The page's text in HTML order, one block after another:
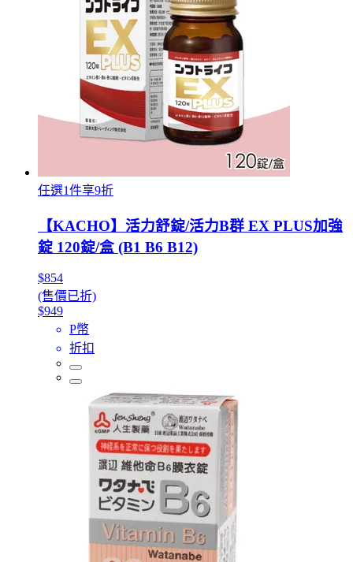
任選1件享9折
【KACHO】活力舒錠/活力B群 EX PLUS加強
錠 120錠/盒 (B1 B6 B12)
$854
(售價已折)
$949
P幣
折扣